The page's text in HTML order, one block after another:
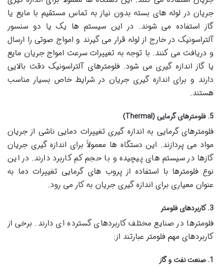
جریان در لوله های بسته بدون نیاز به تماس مستقیم با مایع یا
گاز استفاده می شوند. در این سیستم ها یک یا دو سنسور
آلتراسونیک در خارج از لوله قرار می گیرند و امواج صوتی را ارسال
و دریافت می کنند. با توجه به تغییرات سرعت امواج جریان مایع
یا گاز اندازه گیری می شود. فلومترهای آلتراسونیک دقت بالایی
دارند و برای اندازه گیری جریان در شرایط خاص بسیار مناسب
هستند.
5. فلومترهای گرمایی (Thermal)
فلومترهای گرمایی به اندازه گیری تغییرات دمایی ناشی از جریان
مواد می پردازند. این دستگاه ها معمولاً برای اندازه گیری جریان
گازها در سیستم های پیچیده و با حجم کم کاربرد دارند. در این
نوع فلومترها با استفاده از پروب های گرمایی تغییرات دما به
عنوان معیاری برای اندازه گیری جریان به کار می رود.
3. کاربردهای فلومتر
فلومترها در صنایع مختلف کاربردهای گسترده ای دارند. برخی از
کاربردهای مهم فلومتر عبارتند از:
1. صنعت نفت و گاز